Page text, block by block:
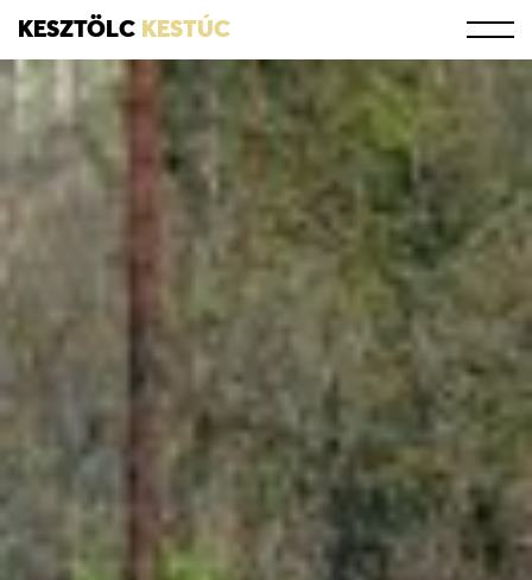
KESZTÖLC KESTÚC